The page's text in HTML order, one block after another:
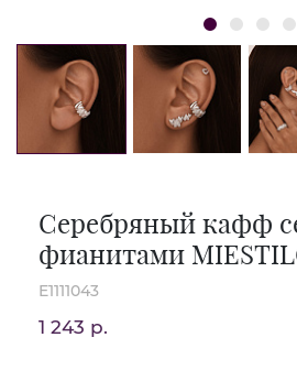
Серебряный кафф
фианитами
E1111043
1 243 р.